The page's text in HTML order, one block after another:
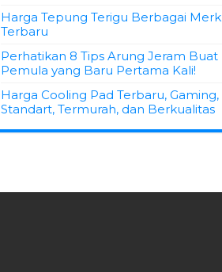
Harga Tepung Terigu Berbagai Merk
Terbaru
Perhatikan 8 Tips Arung Jeram Buat
Pemula yang Baru Pertama Kali!
Harga Cooling Pad Terbaru, Gaming,
Standart, Termurah, dan Berkualitas